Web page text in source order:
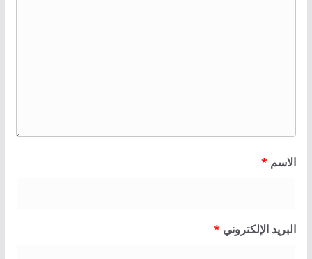
الاسم *
البريد الإلكتروني *